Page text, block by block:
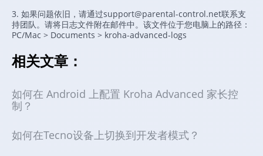
3. 如果问题依旧，请通过support@parental-control.net联系支
持团队。请将日志文件附在邮件中。该文件位于您电脑上的路径：
PC/Mac > Documents > kroha-advanced-logs
相关文章：
如何在 Android 上配置 Kroha Advanced 家长控
制？
如何在Tecno设备上切换到开发者模式？